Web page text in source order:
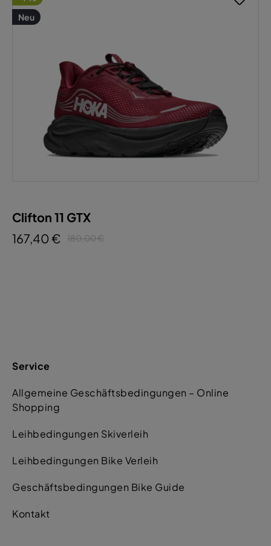
Neu
Clifton 11 GTX
167,40 €
180,00 €
Service
Allgemeine Geschäftsbedingungen – Online
Shopping
Leihbedingungen Skiverleih
Leihbedingungen Bike Verleih
Geschäftsbedingungen Bike Guide
Kontakt